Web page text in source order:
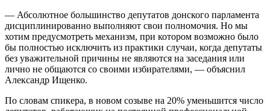
— Абсолютное большинство депутатов донского парламента
дисциплинированно выполняют свои полномочия. Но мы
хотим предусмотреть механизм, при котором возможно было
бы полностью исключить из практики случаи, когда депутаты
без уважительной причины не являются на заседания или
лично не общаются со своими избирателями, — объяснил
Александр Ищенко.
По словам спикера, в новом созыве на 20% уменьшится число